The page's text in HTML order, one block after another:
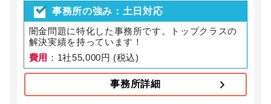
事務所の強み：土日対応
闇金問題に特化した事務所です。トップクラスの
解決実績を持っています！
費用 ：1社55,000円 (税込)
事務所詳細